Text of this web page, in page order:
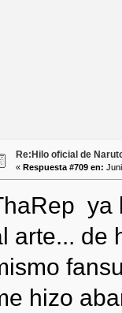
Re:Hilo oficial de
« Respuesta #709 en:
ya
arte... de
hizo